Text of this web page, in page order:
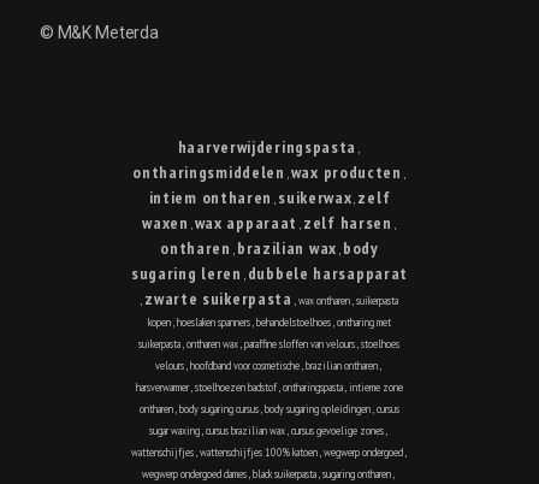
© M&K Meterda
haarverwijderingspasta ,
ontharingsmiddelen ,wax producten ,
intiem ontharen , suikerwax, zelf
waxen ,wax apparaat , zelf harsen ,
ontharen , brazilian wax , body
sugaring leren , dubbele harsapparat
, zwarte suikerpasta ,wax ontharen,suikerpasta
kopen,hoeslaken spanners,behandelstoelhoes,ontharing met
suikerpasta,ontharen wax,paraffine sloffen van velours,stoelhoes
velours,hoofdband voor cosmetische,brazilian ontharen,
harsverwarmer,stoelhoezen badstof,ontharingspasta,intieme zone
ontharen,body sugaring cursus,body sugaring opleidingen,cursus
sugar waxing,cursus brazilian wax,cursus gevoelige zones,
wattenschijfjes,wattenschijfjes 100% katoen,wegwerp ondergoed,
wegwerp ondergoed dames,black suikerpasta,sugaring ontharen,